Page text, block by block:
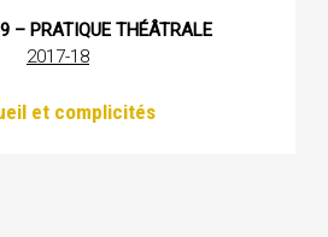
– PRATIQUE THÉÂTRALE
2017-18
et complicités